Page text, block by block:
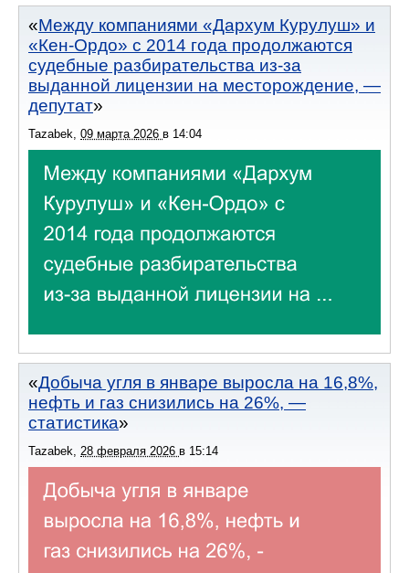
Между компаниями «Дархум Курулуш» и
«Кен-Ордо» с 2014 года продолжаются
судебные разбирательства из-за
выданной лицензии на месторождение, —
депутат
Tazabek, 09 марта 2026 в 14:04
Добыча угля в январе выросла на 16,8%,
нефть и газ снизились на 26%, —
статистика
Tazabek, 28 февраля 2026 в 15:14